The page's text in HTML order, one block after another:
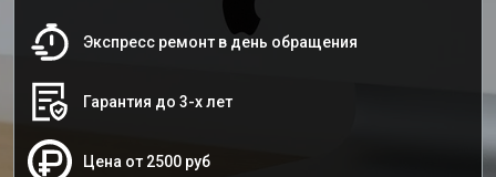
Экспресс ремонт в день обращения
Гарантия до 3-х лет
Цена от 2500 руб